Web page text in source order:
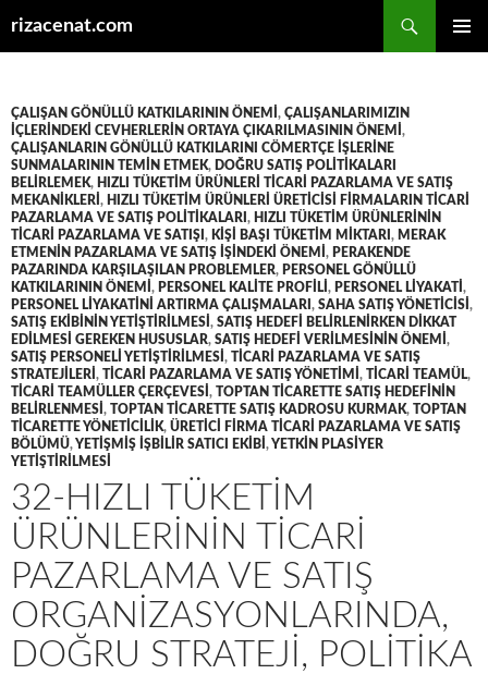
rizacenat.com
ÇALIŞAN GÖNÜLLÜ KATKILARININ ÖNEMI , ÇALIŞANLARIMIZIN
IÇLERINDEKI CEVHERLERIN ORTAYA ÇIKARILMASININ ÖNEMI ,
ÇALIŞANLARIN GÖNÜLLÜ KATKILARINI CÖMERTÇE IŞLERINE
SUNMALARININ TEMIN ETMEK, DOĞRU SATIŞ POLITIKALARI
BELIRLEMEK, HIZLI TÜKETIM ÜRÜNLERI TICARI PAZARLAMA VE SATIŞ
MEKANIKLERI , HIZLI TÜKETIM ÜRÜNLERI ÜRETICISI FIRMALARIN TICARI
PAZARLAMA VE SATIŞ POLITIKALARI , HIZLI TÜKETIM ÜRÜNLERININ
TICARI PAZARLAMA VE SATIŞI , KIŞI BAŞI TÜKETIM MIKTARI , MERAK
ETMENIN PAZARLAMA VE SATIŞ IŞINDEKI ÖNEMI , PERAKENDE
PAZARINDA KARŞILAŞILAN PROBLEMLER, PERSONEL GÖNÜLLÜ
KATKILARININ ÖNEMI , PERSONEL KALITE PROFILI , PERSONEL LIYAKATI ,
PERSONEL LIYAKATINI ARTIRMA ÇALIŞMALARI , SAHA SATIŞ YÖNETICISI ,
SATIŞ EKIBININ YETIŞTIRILMESI , SATIŞ HEDEFI BELIRLENIRKEN DIKKAT
EDILMESI GEREKEN HUSUSLAR, SATIŞ HEDEFI VERILMESININ ÖNEMI ,
SATIŞ PERSONELI YETIŞTIRILMESI , TICARI PAZARLAMA VE SATIŞ
STRATEJILERI , TICARI PAZARLAMA VE SATIŞ YÖNETIMI , TICARI TEAMÜL,
TICARI TEAMÜLLER ÇERÇEVESI , TOPTAN TICARETTE SATIŞ HEDEFININ
BELIRLENMESI , TOPTAN TICARETTE SATIŞ KADROSU KURMAK, TOPTAN
TICARETTE YÖNETICILIK, ÜRETICI FIRMA TICARI PAZARLAMA VE SATIŞ
BÖLÜMÜ,YETIŞMIŞ IŞBILIR SATICI EKIBI ,YETKIN PLASIYER
YETIŞTIRILMESI
32-HIZLI TÜKETIM
ÜRÜNLERININ TICARI
PAZARLAMA VE SATIŞ
ORGANIZASYONLARINDA,
DOĞRU STRATEJI, POLITIKA